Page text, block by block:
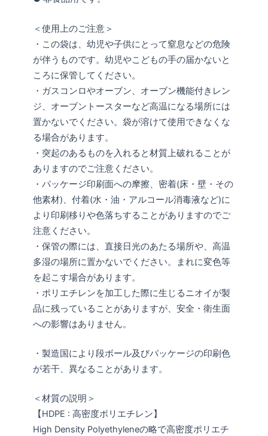
＜使用上のご注意＞
・この袋は、幼児や子供にとって窒息などの危険
が伴うものです。幼児やこどもの手の届かないと
ころに保管してください。
・ガスコンロやオーブン、オーブン機能付きレン
ジ、オーブントースターなど高温になる場所には
置かないでください。袋が溶けて使用できなくな
る場合があります。
・突起のあるものを入れると材質上破れることが
ありますのでご注意ください。
・パッケージ印刷面への摩擦、密着(床・壁・その
他素材)、付着(水・油・アルコール消毒液など)に
より印刷移りや色落ちすることがありますのでご
注意ください。
・保管の際には、直接日光のあたる場所や、高温
多湿の場所に置かないでください。まれに変色等
を起こす場合があります。
・ポリエチレンを加工した際に生じるニオイが製
品に残っていることがありますが、安全・衛生面
への影響はありません。
・製造国により段ボール及びパッケージの印刷色
が若干、異なることがあります。
＜材質の説明＞
【HDPE : 高密度ポリエチレン】
High Density Polyethyleneの略で高密度ポリエチ